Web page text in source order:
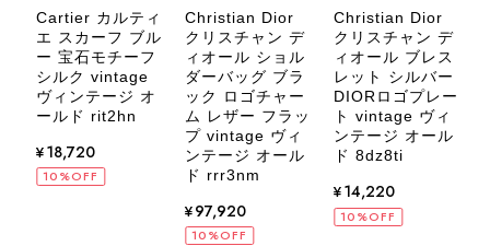
します。 VintageShop solo
CELINE セリーヌ ブレスレット シルバー トリオンフ ホースビット SILVER925 vintage ヴィンテージ オールド 7f8hjn
2026/08/05
Cartier カルティ
エ スカーフ ブル
ー 宝石モチーフ
シルク vintage
ヴィンテージ オ
ールド rit2hn
¥18,720
10%OFF
Christian Dior
クリスチャン デ
ィオール ショル
ダーバッグ ブラ
ック ロゴチャー
ム レザー フラッ
プ vintage ヴィ
ンテージ オール
ド rrr3nm
¥97,920
10%OFF
Christian Dior
クリスチャン デ
ィオール ブレス
レット シルバー
DIORロゴプレー
ト vintage ヴィ
ンテージ オール
ド 8dz8ti
¥14,220
10%OFF